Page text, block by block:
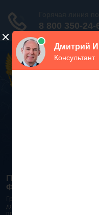
ГРАЖДАНСКИЙ
ФЕДЕРАЦИИ 2026 -
Гражданский Кодекс
документом правового поля
причине в него часто